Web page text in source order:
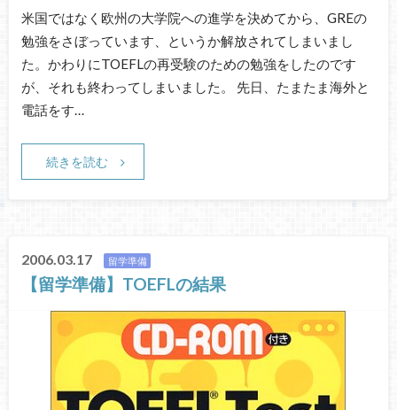
米国ではなく欧州の大学院への進学を決めてから、GREの
勉強をさぼっています、というか解放されてしまいまし
た。かわりにTOEFLの再受験のための勉強をしたのです
が、それも終わってしまいました。 先日、たまたま海外と
電話をす…
続きを読む
2006.03.17 留学準備
【留学準備】TOEFLの結果